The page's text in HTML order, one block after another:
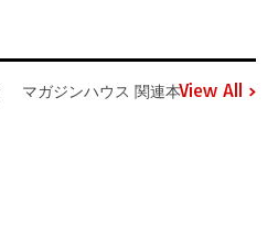
マガジンハウス 関連本View All